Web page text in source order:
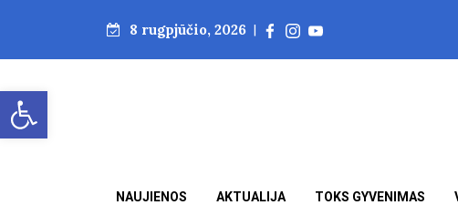
Open toolbar
8 rugpjūčio, 2026 |
NAUJIENOS AKTUALIJA TOKS GYVENIMAS